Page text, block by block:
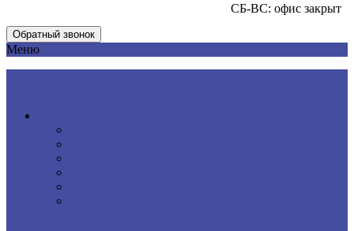
СБ-ВС: офис закрыт
Обратный звонок
Меню